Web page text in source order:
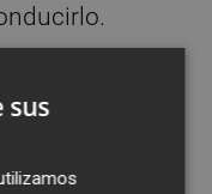
viajeros
sus